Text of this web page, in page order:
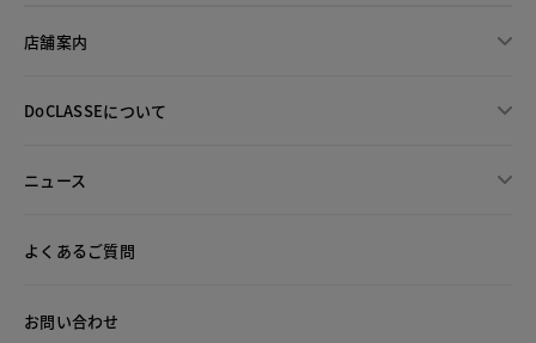
店舗案内
DoCLASSEについて
ニュース
よくあるご質問
お問い合わせ